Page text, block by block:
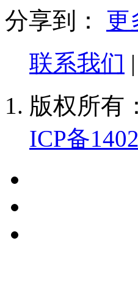
分享到：
更
联系我们 |
版权所有
ICP备